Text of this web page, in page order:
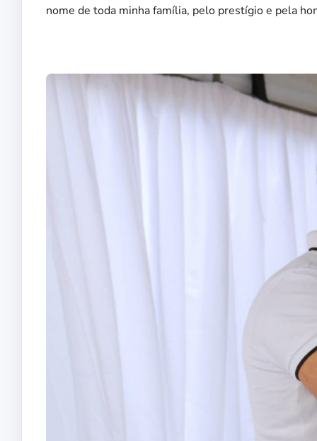
nome de toda minha família, pelo prestígio e pela